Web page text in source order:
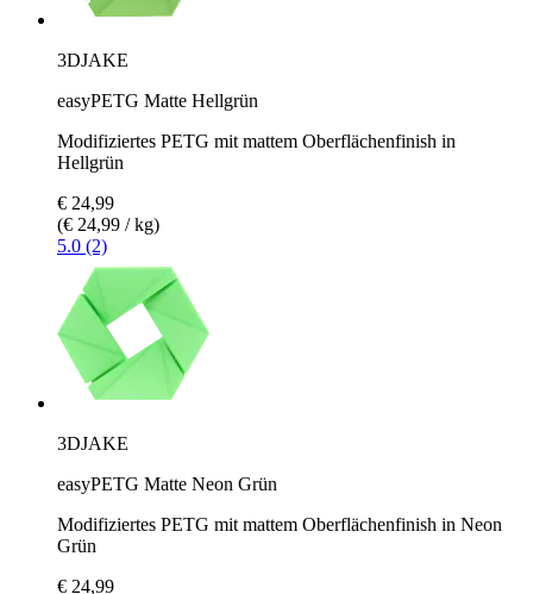
3DJAKE
easyPETG Matte Hellgrün
Modifiziertes PETG mit mattem Oberflächenfinish in
Hellgrün
€ 24,99
(€ 24,99 / kg)
5.0 (2)
3DJAKE
easyPETG Matte Neon Grün
Modifiziertes PETG mit mattem Oberflächenfinish in Neon
Grün
€ 24,99